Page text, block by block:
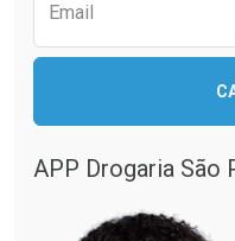
Comprar sem Desconto
Por R$ 79,00/cada
Por R$ 79,00/cada
Email
APP Drogaria São